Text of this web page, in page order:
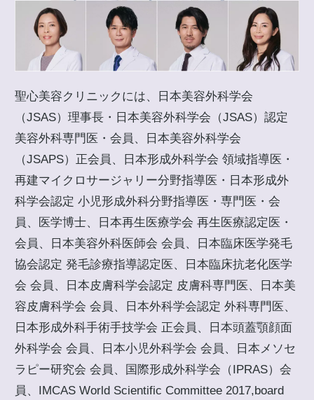
聖心美容クリニックには、日本美容外科学会
（JSAS）理事長・日本美容外科学会（JSAS）認定
美容外科専門医・会員、日本美容外科学会
（JSAPS）正会員、日本形成外科学会 領域指導医・
再建マイクロサージャリー分野指導医・日本形成外
科学会認定 小児形成外科分野指導医・専門医・会
員、医学博士、日本再生医療学会 再生医療認定医・
会員、日本美容外科医師会 会員、日本臨床医学発毛
協会認定 発毛診療指導認定医、日本臨床抗老化医学
会 会員、日本皮膚科学会認定 皮膚科専門医、日本美
容皮膚科学会 会員、日本外科学会認定 外科専門医、
日本形成外科手術手技学会 正会員、日本頭蓋顎顔面
外科学会 会員、日本小児外科学会 会員、日本メソセ
ラピー研究会 会員、国際形成外科学会（IPRAS）会
員、IMCAS World Scientific Committee 2017,board